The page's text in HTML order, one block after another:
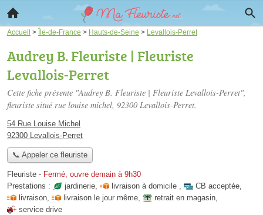
Accueil > Île-de-France > Hauts-de-Seine > Levallois-Perret
Audrey B. Fleuriste | Fleuriste
Levallois-Perret
Cette fiche présente "Audrey B. Fleuriste | Fleuriste Levallois-Perret",
fleuriste situé rue louise michel, 92300 Levallois-Perret.
54 Rue Louise Michel
92300 Levallois-Perret
📞 Appeler ce fleuriste
Fleuriste - Fermé, ouvre demain à 9h30
Prestations :
jardinerie, livraison à domicile , CB acceptée,
livraison, livraison le jour même, retrait en magasin,
service drive